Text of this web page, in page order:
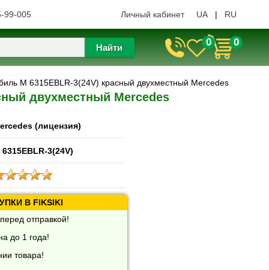
99-005 Личный кабинет UA | RU
Найти 0 0
M 6315EBLR-3(24V) красный двухместный Mercedes
двухместный Mercedes
(лицензия)
6315EBLR-3(24V)
В FIKSIKI
отправкой!
до 1 года!
товара!